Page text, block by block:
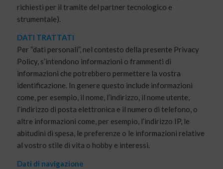
richiesti per il tramite del partner tecnologico e
strumentale).
DATI TRATTATI
Per “dati personali”, nel contesto della presente Privacy
Policy, s’intendono informazioni o frammenti di
informazioni che potrebbero permettere la vostra
identificazione. In genere questo include informazioni
come, per esempio, il nome, l’indirizzo, il nome utente,
l’indirizzo di posta elettronica e il numero di telefono, o
altre informazioni come, per esempio, l’indirizzo IP, le
abitudini di spesa, le preferenze o le informazioni relative
al vostro stile di vita o hobby e interessi.
Dati di navigazione